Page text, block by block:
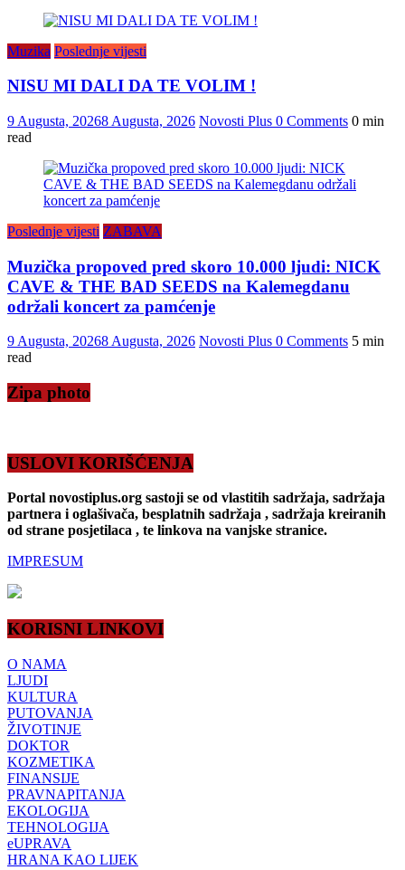
Muzika Poslednje vijesti
NISU MI DALI DA TE VOLIM !
9 Augusta, 20268 Augusta, 2026 Novosti Plus 0 Comments 0 min
read
Poslednje vijesti ZABAVA
Muzička propoved pred skoro 10.000 ljudi: NICK
CAVE & THE BAD SEEDS na Kalemegdanu
održali koncert za pamćenje
9 Augusta, 20268 Augusta, 2026 Novosti Plus 0 Comments 5 min
read
Zipa photo
USLOVI KORIŠĆENJA
Portal novostiplus.org sastoji se od vlastitih sadržaja, sadržaja
partnera i oglašivača, besplatnih sadržaja , sadržaja kreiranih
od strane posjetilaca , te linkova na vanjske stranice.
IMPRESUM
KORISNI LINKOVI
O NAMA
LJUDI
KULTURA
PUTOVANJA
ŽIVOTINJE
DOKTOR
KOZMETIKA
FINANSIJE
PRAVNAPITANJA
EKOLOGIJA
TEHNOLOGIJA
eUPRAVA
HRANA KAO LIJEK